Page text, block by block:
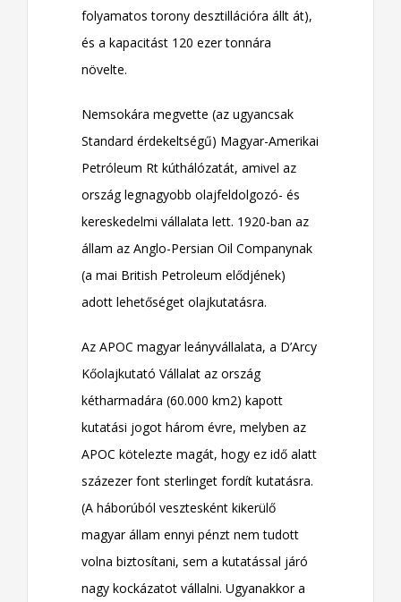
folyamatos torony desztillációra állt át),
és a kapacitást 120 ezer tonnára
növelte.
Nemsokára megvette (az ugyancsak
Standard érdekeltségű) Magyar-Amerikai
Petróleum Rt kúthálózatát, amivel az
ország legnagyobb olajfeldolgozó- és
kereskedelmi vállalata lett. 1920-ban az
állam az Anglo-Persian Oil Companynak
(a mai British Petroleum elődjének)
adott lehetőséget olajkutatásra.
Az APOC magyar leányvállalata, a D’Arcy
Kőolajkutató Vállalat az ország
kétharmadára (60.000 km2) kapott
kutatási jogot három évre, melyben az
APOC kötelezte magát, hogy ez idő alatt
százezer font sterlinget fordít kutatásra.
(A háborúból vesztesként kikerülő
magyar állam ennyi pénzt nem tudott
volna biztosítani, sem a kutatással járó
nagy kockázatot vállalni. Ugyanakkor a